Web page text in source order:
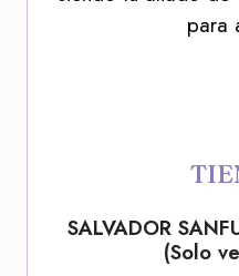
para
SALVADOR
(Solo